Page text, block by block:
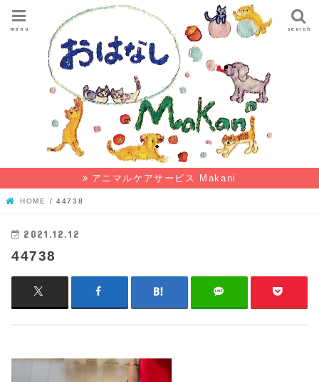
search
menu
アニマルケアサービス Makani
HOME 44738
2021.12.12
44738